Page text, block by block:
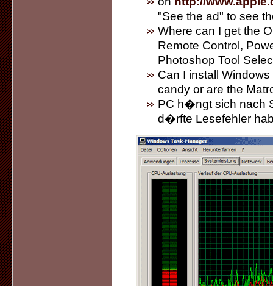
"See the ad" to see
Where can I get the
Remote Control,
Photoshop Tool
Can I install
candy or are the
PC h�ngt sich nach
d�rfte Lesefehler